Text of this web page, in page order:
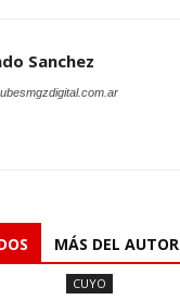
Sanchez
MÁS DEL AUTOR
CUYO